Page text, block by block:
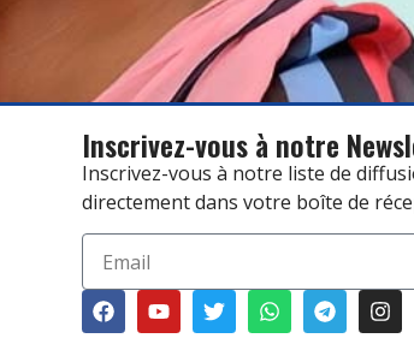
Inscrivez-vous à notre
Inscrivez-vous à notre liste de
directement dans votre boîte de